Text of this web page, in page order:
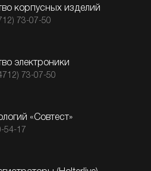
корпусных изделий
73-07-50
электроники
73-07-50
«Совтест»
54-17